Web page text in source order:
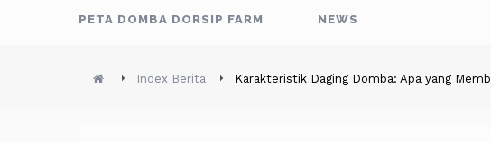
PETA DOMBA DORSIP FARM NEWS
Index Berita Karakteristik Daging Domba: Apa yang